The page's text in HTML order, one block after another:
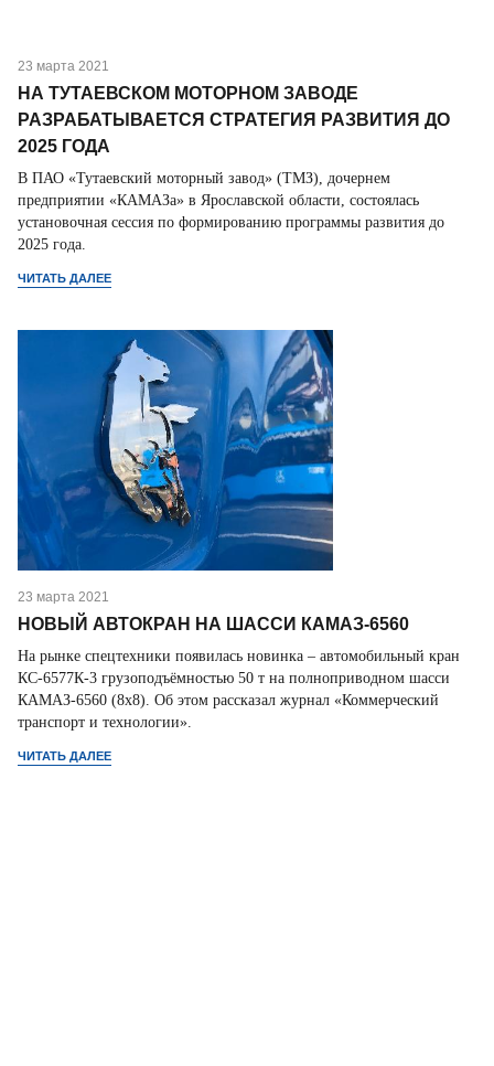
23 марта 2021
НА ТУТАЕВСКОМ МОТОРНОМ ЗАВОДЕ
РАЗРАБАТЫВАЕТСЯ СТРАТЕГИЯ РАЗВИТИЯ ДО
2025 ГОДА
В ПАО «Тутаевский моторный завод» (ТМЗ), дочернем
предприятии «КАМАЗа» в Ярославской области, состоялась
установочная сессия по формированию программы развития до
2025 года.
ЧИТАТЬ ДАЛЕЕ
23 марта 2021
НОВЫЙ АВТОКРАН НА ШАССИ КАМАЗ-6560
На рынке спецтехники появилась новинка – автомобильный кран
КС-6577К-3 грузоподъёмностью 50 т на полноприводном шасси
КАМАЗ-6560 (8х8). Об этом рассказал журнал «Коммерческий
транспорт и технологии».
ЧИТАТЬ ДАЛЕЕ